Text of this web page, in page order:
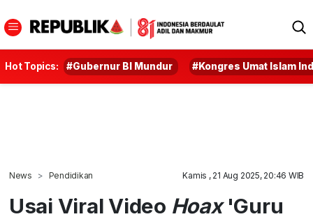
Hot Topics: #Gubernur BI Mundur #Kongres Umat Islam
News Pendidikan Kamis , 21 Aug 2025, 20:46 WIB
Usai Viral Video Hoax'Guru